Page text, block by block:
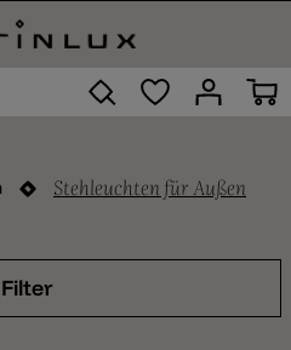
Stehleuchten für Außen
Filter